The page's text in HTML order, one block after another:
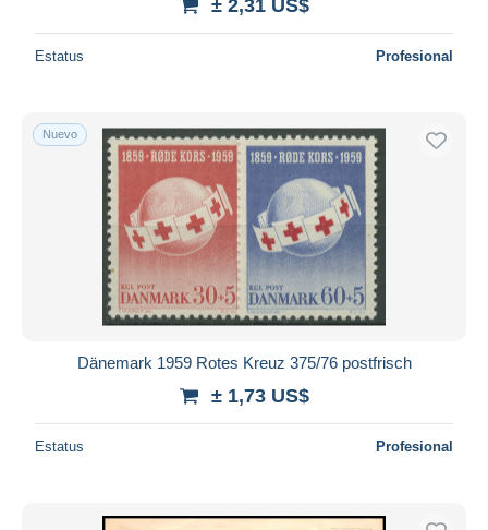
± 2,31 US$
Estatus Profesional
Nuevo
Dänemark 1959 Rotes Kreuz 375/76 postfrisch
± 1,73 US$
Estatus Profesional